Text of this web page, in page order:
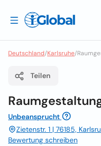
Deutschland/Karlsruhe/
Teilen
Unbeansprucht
Zietenstr. 1 | 76185,
Bewertung schreiben